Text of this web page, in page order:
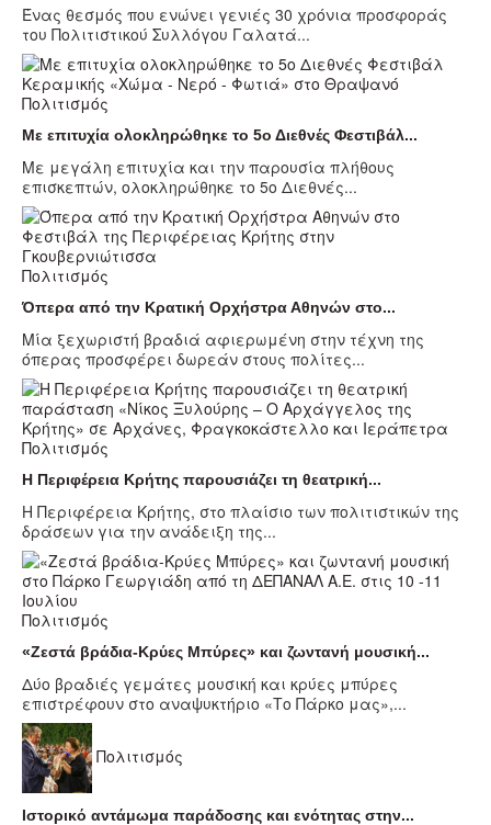
Ένας θεσμός που ενώνει γενιές 30 χρόνια προσφοράς
του Πολιτιστικού Συλλόγου Γαλατά...
Πολιτισμός
Με επιτυχία ολοκληρώθηκε το 5ο Διεθνές Φεστιβάλ...
Με μεγάλη επιτυχία και την παρουσία πλήθους
επισκεπτών, ολοκληρώθηκε το 5ο Διεθνές...
Πολιτισμός
Όπερα από την Κρατική Ορχήστρα Αθηνών στο...
Μία ξεχωριστή βραδιά αφιερωμένη στην τέχνη της
όπερας προσφέρει δωρεάν στους πολίτες...
Πολιτισμός
Η Περιφέρεια Κρήτης παρουσιάζει τη θεατρική...
Η Περιφέρεια Κρήτης, στο πλαίσιο των πολιτιστικών της
δράσεων για την ανάδειξη της...
Πολιτισμός
«Ζεστά βράδια-Κρύες Μπύρες» και ζωντανή μουσική...
Δύο βραδιές γεμάτες μουσική και κρύες μπύρες
επιστρέφουν στο αναψυκτήριο «Το Πάρκο μας»,...
Πολιτισμός
Ιστορικό αντάμωμα παράδοσης και ενότητας στην...